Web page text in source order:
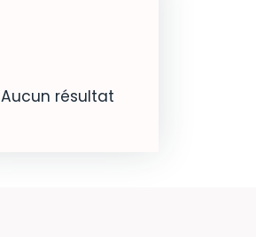
Aucun résultat